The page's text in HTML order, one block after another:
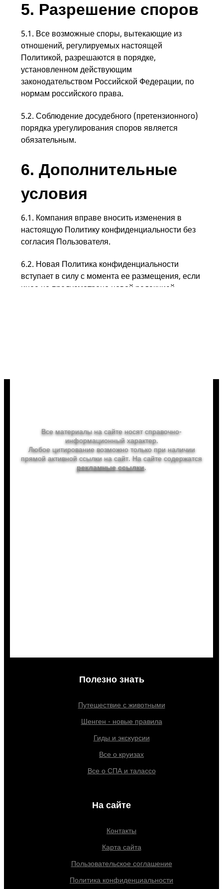
5. Разрешение споров
5.1. Все возможные споры, вытекающие из
отношений, регулируемых настоящей
Политикой, разрешаются в порядке,
установленном действующим
законодательством Российской Федерации, по
нормам российского права.
5.2. Соблюдение досудебного (претензионного)
порядка урегулирования споров является
обязательным.
6. Дополнительные
условия​
6.1. Компания вправе вносить изменения в
настоящую Политику конфиденциальности без
согласия Пользователя.
6.2. Новая Политика конфиденциальности
вступает в силу с момента ее размещения, если
иное не предусмотрено новой редакцией
Все материалы на сайте носят справочно-
информационный характер.
Любое цитирование возможно только при наличии
прямой активной ссылки на сайт. На сайте содержатся
рекламные ссылки.
Полезно знать
Путешествие с животными
Шенген - новые правила
Гиды и экскурсии
Все о круизах
Все о СПА и талассо
На сайте
Контакты
Карта сайта
Пользовательское соглашение
Политика конфиденциальности